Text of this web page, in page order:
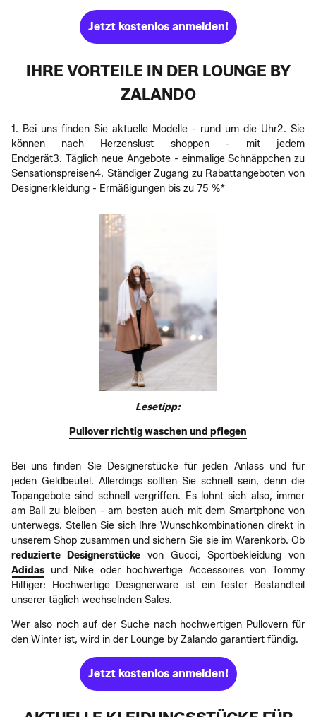
Jetzt kostenlos anmelden!
IHRE VORTEILE IN DER LOUNGE BY
ZALANDO
1. Bei uns finden Sie aktuelle Modelle - rund um die Uhr2. Sie
können nach Herzenslust shoppen - mit jedem
Endgerät3. Täglich neue Angebote - einmalige Schnäppchen zu
Sensationspreisen4. Ständiger Zugang zu Rabattangeboten von
Designerkleidung - Ermäßigungen bis zu 75 %*
Lesetipp:
Pullover richtig waschen und pflegen
Bei uns finden Sie Designerstücke für jeden Anlass und für
jeden Geldbeutel. Allerdings sollten Sie schnell sein, denn die
Topangebote sind schnell vergriffen. Es lohnt sich also, immer
am Ball zu bleiben - am besten auch mit dem Smartphone von
unterwegs. Stellen Sie sich Ihre Wunschkombinationen direkt in
unserem Shop zusammen und sichern Sie sie im Warenkorb. Ob
reduzierte Designerstücke von Gucci, Sportbekleidung von
Adidas und Nike oder hochwertige Accessoires von Tommy
Hilfiger: Hochwertige Designerware ist ein fester Bestandteil
unserer täglich wechselnden Sales.
Wer also noch auf der Suche nach hochwertigen Pullovern für
den Winter ist, wird in der Lounge by Zalando garantiert fündig.
Jetzt kostenlos anmelden!